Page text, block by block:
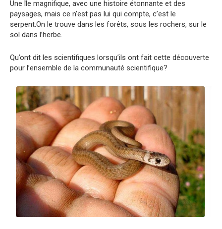
Une île magnifique, avec une histoire étonnante et des
paysages, mais ce n’est pas lui qui compte, c’est le
serpent.On le trouve dans les forêts, sous les rochers, sur le
sol dans l’herbe.
Qu’ont dit les scientifiques lorsqu’ils ont fait cette découverte
pour l’ensemble de la communauté scientifique?